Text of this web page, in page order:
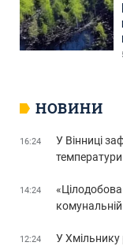
НОВИНИ
16:24
У Вінниці
температури
14:24
комунальній
12:24
У Хмільнику